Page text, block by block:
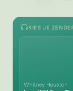
KIES JE
Whitney Houston